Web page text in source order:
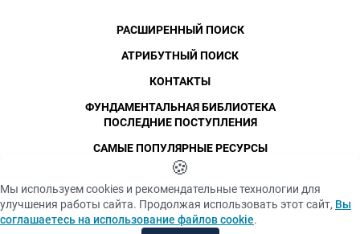
СПбПУ, 1996-2026
Авторские права и персональные данные
Фотографии размещены с согласия
изображённых лиц в соответствии
с требованиями законодательства
Политика конфиденциальности
Положение об использовании «cookie» файлов
РАСШИРЕННЫЙ ПОИСК
АТРИБУТНЫЙ ПОИСК
КОНТАКТЫ
ФУНДАМЕНТАЛЬНАЯ БИБЛИОТЕКА
ПОСЛЕДНИЕ ПОСТУПЛЕНИЯ
САМЫЕ ПОПУЛЯРНЫЕ РЕСУРСЫ
🍪
Мы используем cookies и рекомендательные технологии для
улучшения работы сайта. Продолжая использовать этот сайт, Вы
соглашаетесь на использование файлов cookie.